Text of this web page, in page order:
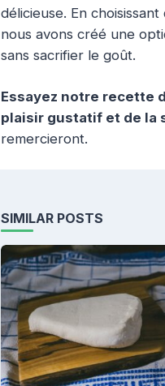
délicieuse. En
nous avons créé une
sans sacrifier le goût.
Essayez notre recette
plaisir gustatif et de la
remercieront.
SIMILAR POSTS